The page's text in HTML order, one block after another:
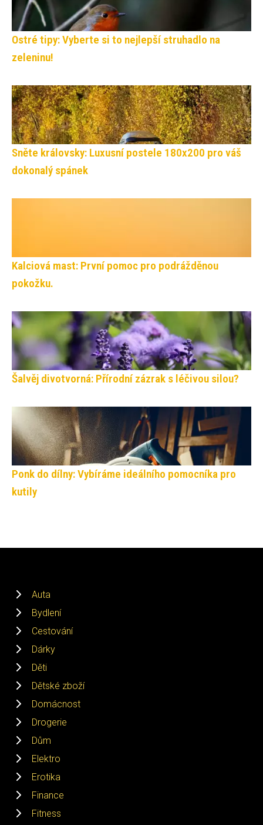
Ostré tipy: Vyberte si to nejlepší struhadlo na
zeleninu!
Sněte královsky: Luxusní postele 180x200 pro váš
dokonalý spánek
Kalciová mast: První pomoc pro podrážděnou
pokožku.
Šalvěj divotvorná: Přírodní zázrak s léčivou silou?
Ponk do dílny: Vybíráme ideálního pomocníka pro
kutily
Auta
Bydlení
Cestování
Dárky
Děti
Dětské zboží
Domácnost
Drogerie
Dům
Elektro
Erotika
Finance
Fitness